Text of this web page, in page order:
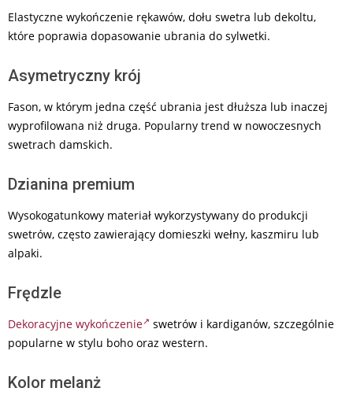
Elastyczne wykończenie rękawów, dołu swetra lub dekoltu,
które poprawia dopasowanie ubrania do sylwetki.
Asymetryczny krój
Fason, w którym jedna część ubrania jest dłuższa lub inaczej
wyprofilowana niż druga. Popularny trend w nowoczesnych
swetrach damskich.
Dzianina premium
Wysokogatunkowy materiał wykorzystywany do produkcji
swetrów, często zawierający domieszki wełny, kaszmiru lub
alpaki.
Frędzle
Dekoracyjne wykończenie
swetrów i kardiganów, szczególnie
popularne w stylu boho oraz western.
Kolor melanż